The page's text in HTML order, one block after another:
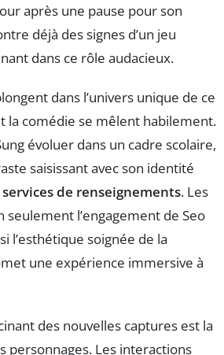
après une pause pour son
déjà des signes d’un jeu
dans ce rôle audacieux.
dans l’univers unique de ce
la comédie se mêlent habilement.
évoluer dans un cadre scolaire,
saisissant avec son identité
services de renseignements. Les
seulement l’engagement de Seo
l’esthétique soignée de la
une expérience immersive à
des nouvelles captures est la
personnages. Les interactions